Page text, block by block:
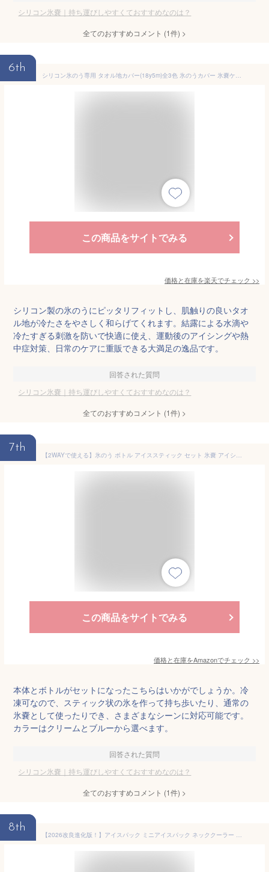
シリコン氷嚢｜持ち運びしやすくておすすめなのは？
全てのおすすめコメント (1件) >
6th
シリコン氷のう専用 タオル地カバー(18y5m)全3色 氷のうカバー 氷嚢ケース[次回使えるクーポンプレゼント]
この商品をサイトでみる
価格と在庫を楽天でチェック >>
シリコン製の氷のうにピッタリフィットし、肌触りの良いタオ
ル地が冷たさをやさしく和らげてくれます。結露による水滴や
冷たすぎる刺激を防いで快適に使え、運動後のアイシングや熱
中症対策、日常のケアに重販できる大満足の逸品です。
回答された質問
シリコン氷嚢｜持ち運びしやすくておすすめなのは？
全てのおすすめコメント (1件) >
7th
【2WAYで使える】氷のう ボトル アイススティック セット 氷嚢 アイシング ステンレス 持ち運び 持ち手付き 魔法瓶構造 真空断熱 結露しにくい 熱中症対策 暑さ対策 部活 スポーツ 観戦 ゴルフ スリム 軽量 広口構造 クリーム
この商品をサイトでみる
価格と在庫をAmazonでチェック >>
本体とボトルがセットになったこちらはいかがでしょうか。冷
凍可なので、スティック状の氷を作って持ち歩いたり、通常の
氷嚢として使ったりでき、さまざまなシーンに対応可能です。
カラーはクリームとブルーから選べます。
回答された質問
シリコン氷嚢｜持ち運びしやすくておすすめなのは？
全てのおすすめコメント (1件) >
8th
【2026改良進化版！】アイスパック ミニアイスパック ネッククーラー 氷のう スリム コンパクト 氷嚢 水筒 携帯氷のう 真空断熱 暑さ対策 夏 ひんやり 冷たい 保冷剤 ラージ 携帯氷嚢 保冷 ビッグサイズ シリコーン製 魔法瓶構造 冷たさキープ 冷温スティック